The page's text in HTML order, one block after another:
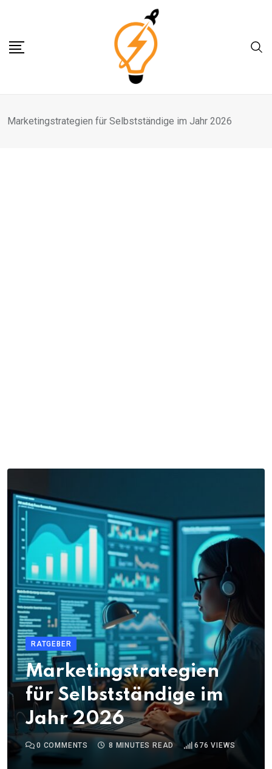
content
Marketingstrategien für Selbstständige im Jahr 2026
RATGEBER
Marketingstrategien
für Selbstständige im
Jahr 2026
0 COMMENTS 8 MINUTES READ 676 VIEWS